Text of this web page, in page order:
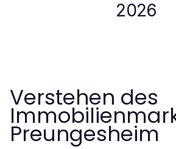
2026
Verstehen des
Preungesheim